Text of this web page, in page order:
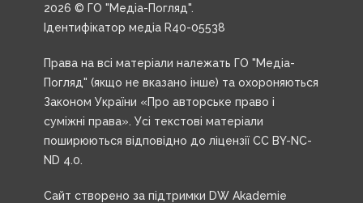
2026 © ГО "Медіа-Погляд".
Ідентифікатор медіа R40-05538
Права на всі матеріали належать ГО "Медіа-
Погляд" (якщо не вказано інше) та охороняються
Законом України «Про авторське право і
суміжні права». Усі текстові матеріали
поширюються відповідно до ліцензії CC BY-NC-
ND 4.0.
Сайт створено за підтримки DW Akademie